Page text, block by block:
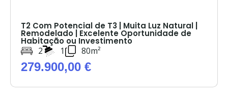
T2 Com Potencial de T3 | Muita Luz Natural |
Remodelado | Excelente Oportunidade de
Habitação ou Investimento
2 1 80m²
279.900,00 €